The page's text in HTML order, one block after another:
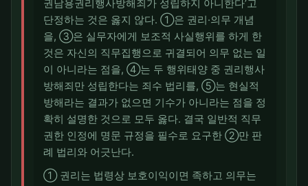
권남용권리행사방해죄가 성립하지 아니한다’고
단정하는 것은 옳지 않다. ①은 권리·의무 개념
을, ③은 실무자에게 보조적 사실행위를 하게 한
것은 자신의 직무집행으로 귀결되어 의무 없는 일
이 아니라는 점을, ④는 두 행위태양 중 권리행사
방해죄만 성립한다는 죄수 법리를, ⑤는 현실적
방해라는 결과가 없으면 기수가 아니라는 점을 정
확히 설명한 것으로 모두 옳다. 결국 일반적 직무
권한 인정에 명문 규정을 필수로 요구한 ②만 판
례 법리와 어긋난다.
① 권리는 법령상 보호이익이면 족하고 의무는